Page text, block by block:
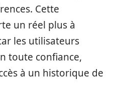
Cette
un réel plus à
les utilisateurs
toute confiance,
à un historique de